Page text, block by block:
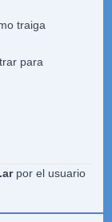
traiga
para
por el usuario